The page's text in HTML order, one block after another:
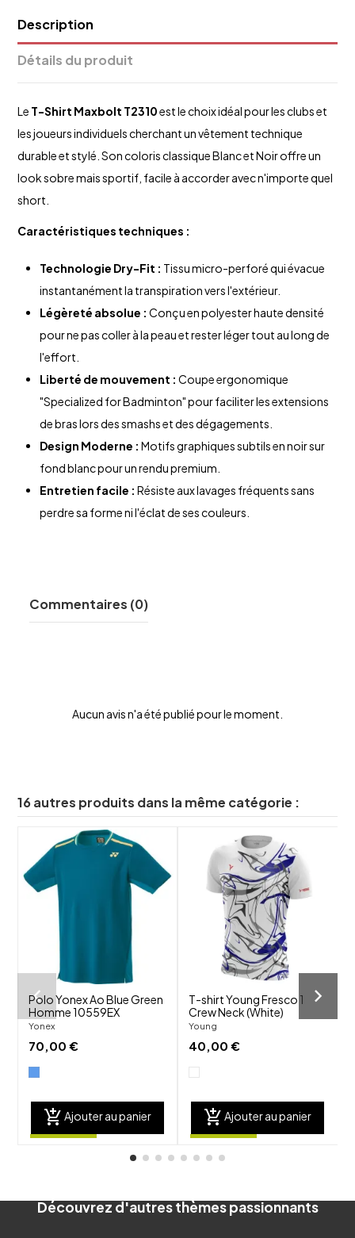
Description
Détails du produit
Le T-Shirt Maxbolt T2310est le choix idéal pour les clubs et
les joueurs individuels cherchant un vêtement technique
durable et stylé. Son coloris classique Blanc et Noir offre un
look sobre mais sportif, facile à accorder avec n'importe quel
short.
Caractéristiques techniques :
Technologie Dry-Fit : Tissu micro-perforé qui évacue
instantanément la transpiration vers l'extérieur.
Légèreté absolue : Conçu en polyester haute densité
pour ne pas coller à la peau et rester léger tout au long de
l'effort.
Liberté de mouvement : Coupe ergonomique
"Specialized for Badminton" pour faciliter les extensions
de bras lors des smashs et des dégagements.
Design Moderne : Motifs graphiques subtils en noir sur
fond blanc pour un rendu premium.
Entretien facile : Résiste aux lavages fréquents sans
perdre sa forme ni l'éclat de ses couleurs.
Commentaires (0)
Aucun avis n'a été publié pour le moment.
16 autres produits dans la même catégorie :
shuffle
favorite_border
Polo Yonex Ao Blue Green
Homme 10559EX
Yonex
70,00 €
add_shopping_cart Ajouter au panier
favorite_border
T-shirt Young Fresco 1
Crew Neck (White)
Young
40,00 €
add_shopping_cart Ajouter au panier
Découvrez d'autres thèmes passionnants